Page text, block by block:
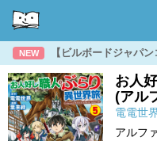
NEW 【ビルボードジャパ
お人
(アル
電電世
アルフ